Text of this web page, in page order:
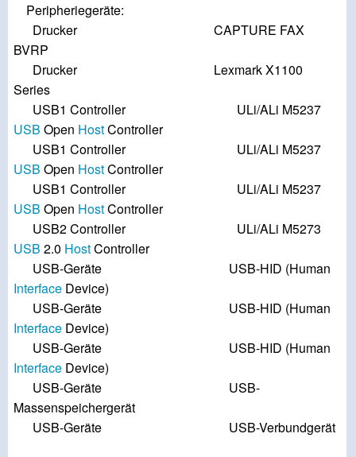
Peripheriegeräte:
Drucker CAPTURE FAX
BVRP
Drucker Lexmark X1100
Series
USB1 Controller ULi/ALi M5237
USB Open HostController
USB1 Controller ULi/ALi M5237
USB Open HostController
USB1 Controller ULi/ALi M5237
USB Open HostController
USB2 Controller ULi/ALi M5273
USB 2.0 HostController
USB-Geräte USB-HID (Human
Interface Device)
USB-Geräte USB-HID (Human
Interface Device)
USB-Geräte USB-HID (Human
Interface Device)
USB-Geräte USB-
Massenspeichergerät
USB-Geräte USB-Verbundgerät